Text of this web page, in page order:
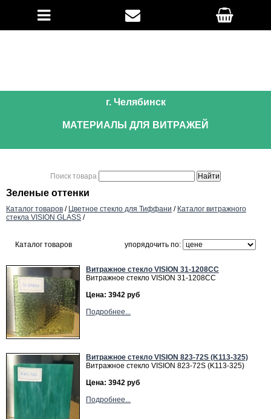
г. Челябинск
МАТЕРИАЛЫ ДЛЯ ВИТРАЖЕЙ
Поиск товара
Зеленые оттенки
Каталог товаров / Цветное стекло для Тиффани / Каталог витражного
стекла VISION GLASS /
Каталог товаров упорядочить по:
Витражное стекло VISION 31-1208СС
Витражное стекло VISION 31-1208СС
Цена: 3942 руб
Подробнее...
Витражное стекло VISION 823-72S (K113-325)
Витражное стекло VISION 823-72S (K113-325)
Цена: 3942 руб
Подробнее...